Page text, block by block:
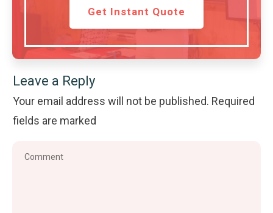
Get Instant Quote
Leave a Reply
Your email address will not be published. Required
fields are marked